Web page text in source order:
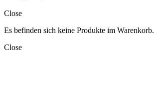
Close
Es befinden sich keine Produkte im Warenkorb.
Close